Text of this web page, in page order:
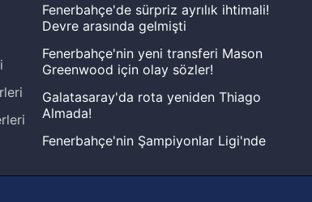
Fenerbahçe'de sürpriz ayrılık ihtimali!
Devre arasında gelmişti
Fenerbahçe'nin yeni transferi Mason
Greenwood için olay sözler!
Galatasaray'da rota yeniden Thiago
Almada!
Fenerbahçe'nin Şampiyonlar Ligi'nde
Zabrze'yi elerlerse...